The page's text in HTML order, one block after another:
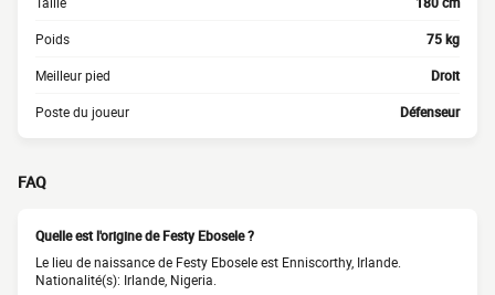
Poids 75 kg
Meilleur pied Droit
Poste du joueur Défenseur
FAQ
Quelle est l'origine de Festy Ebosele ?
Le lieu de naissance de Festy Ebosele est Enniscorthy, Irlande.
Nationalité(s): Irlande, Nigeria.